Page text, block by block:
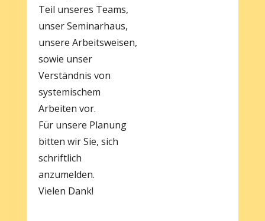
Teil unseres Teams,
unser Seminarhaus,
unsere Arbeitsweisen,
sowie unser
Verständnis von
systemischem
Arbeiten vor.
Für unsere Planung
bitten wir Sie, sich
schriftlich
anzumelden.
Vielen Dank!